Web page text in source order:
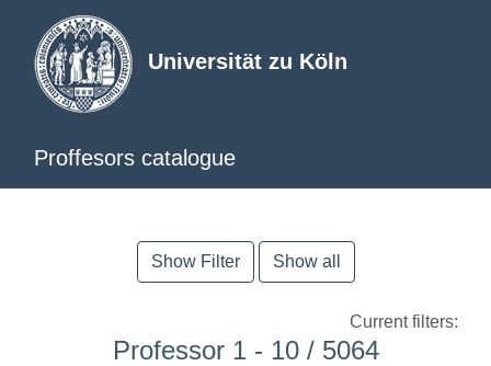
Universität zu Köln
Proffesors catalogue
Show Filter Show all
Current filters:
Professor 1 - 10 / 5064